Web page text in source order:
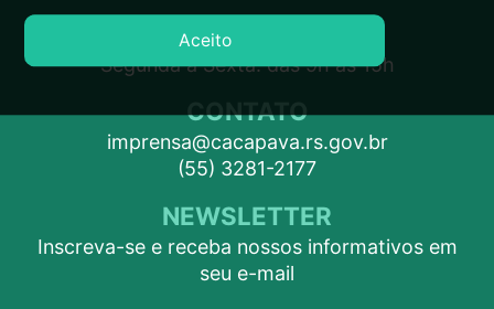
ATENDIMENTO
Segunda a Sexta: das 9h às 15h
CONTATO
imprensa@cacapava.rs.gov.br
(55) 3281-2177
NEWSLETTER
Inscreva-se e receba nossos informativos em
seu e-mail
Aceito